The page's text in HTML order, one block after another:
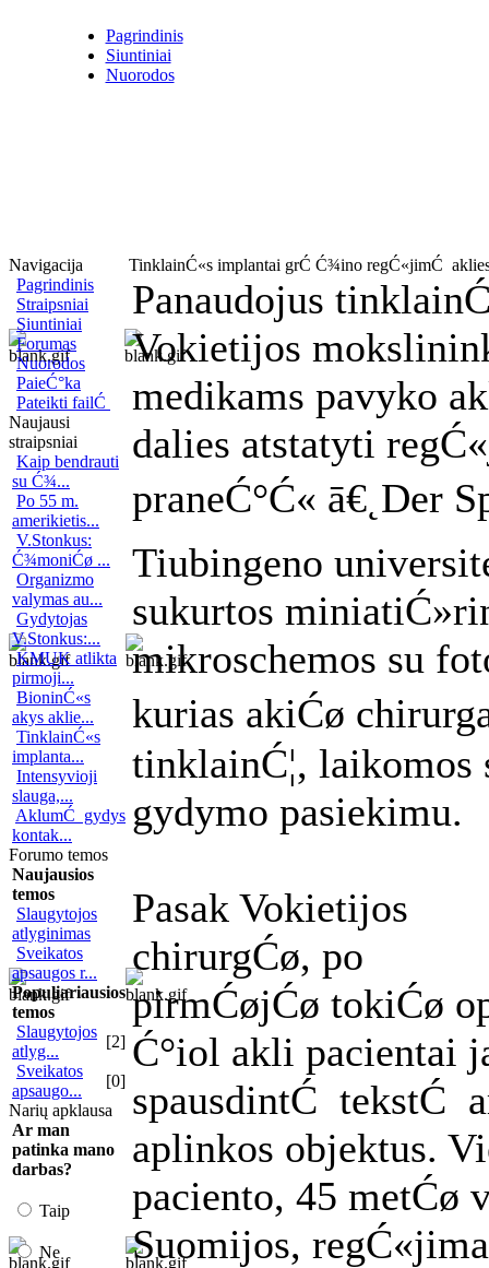
Pagrindinis
Siuntiniai
Nuorodos
Navigacija
Pagrindinis
Straipsniai
Siuntiniai
Forumas
Nuorodos
PaieĆ°ka
Pateikti failĆ
Naujausi
straipsniai
Kaip bendrauti
su Ć¾...
Po 55 m.
amerikietis...
V.Stonkus:
Ć¾moniĆø ...
Organizmo
valymas au...
Gydytojas
V.Stonkus:...
KMUK atlikta
pirmoji...
BioninĆ«s
akys aklie...
TinklainĆ«s
implanta...
Intensyvioji
slauga,...
AklumĆ gydys
kontak...
Forumo temos
Naujausios
temos
Slaugytojos
atlyginimas
Sveikatos
apsaugos r...
Populiariausios
temos
Slaugytojos
atlyg...
[2]
Sveikatos
apsaugo...
[0]
Narių apklausa
Ar man
patinka mano
darbas?
Taip
Ne
TinklainĆ«s implantai grĆ Ć¾ino regĆ«jimĆ
Panaudojus
Vokietijos
medikams pavyko
dalies atstatyti
praneĆ°Ć« ā€˛Der
Tiubingeno
sukurtos
mikroschemos su
kurias akiĆø
tinklainĆ¦, laikomos
gydymo pasiekimu.
Pasak Vokietijos
chirurgĆø, po
pirmĆøjĆø tokiĆø
Ć°iol akli pacientai
spausdintĆ tekstĆ
aplinkos objektus.
paciento, 45 metĆø
Suomijos,
gyvybĆ« turi prigimtinĆ¦ teisĆ¦ bĆ»ti saugoma ir